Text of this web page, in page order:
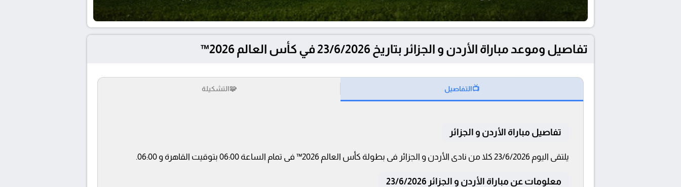
تفاصيل وموعد مباراة الأردن و الجزائر بتاريخ 23/6/2026 في كأس العالم 2026™
📺التفاصيل 🧩التشكيلة
تفاصيل مباراة الأردن و الجزائر
يلتقى اليوم 23/6/2026 كلا من نادى الأردن و الجزائر فى بطولة كأس العالم 2026™ فى تمام الساعة 06:00 بتوقيت القاهرة و 06:00.
معلومات عن مباراة الأردن و الجزائر 23/6/2026